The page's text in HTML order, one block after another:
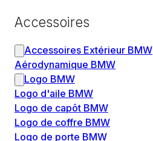
Accessoires
Accessoires Extérieur BMW
Aérodynamique BMW
Logo BMW
Logo d'aile BMW
Logo de capôt BMW
Logo de coffre BMW
Logo de porte BMW